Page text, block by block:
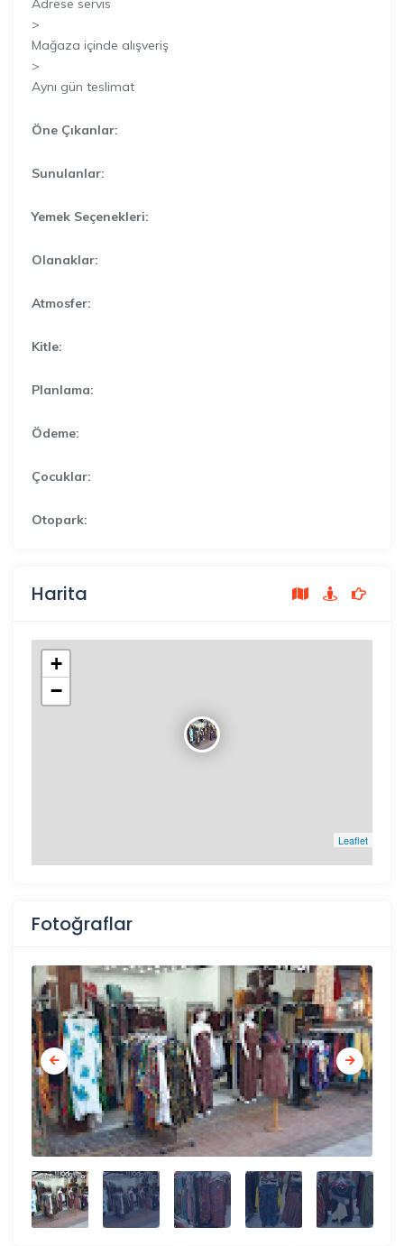
>
Mağaza içinde alışveriş
>
Aynı gün teslimat
Öne Çıkanlar:
Sunulanlar:
Yemek Seçenekleri:
Olanaklar:
Atmosfer:
Kitle:
Planlama:
Ödeme:
Çocuklar:
Otopark:
Harita
+
−
Leaflet
Fotoğraflar